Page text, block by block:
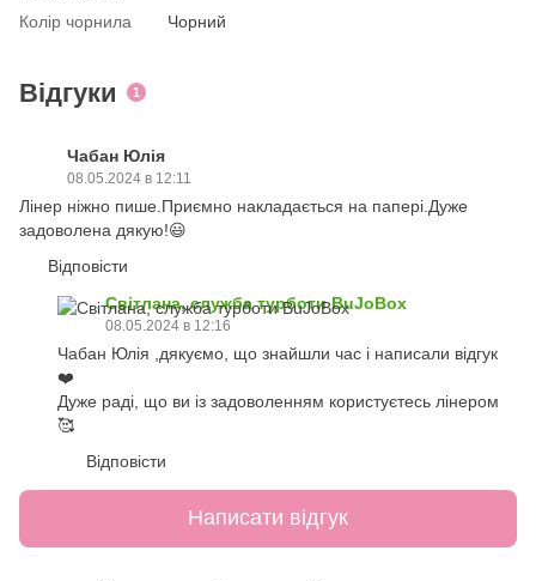
Колір чорнила Чорний
Відгуки 1
Чабан Юлія
08.05.2024 в 12:11
Лінер ніжно пише.Приємно накладається на папері.Дуже
задоволена дякую!😃
Відповісти
Світлана, служба турботи BuJoBox
08.05.2024 в 12:16
Чабан Юлія ,дякуємо, що знайшли час і написали відгук
❤️
Дуже раді, що ви із задоволенням користуєтесь лінером
🥰
Відповісти
Написати відгук